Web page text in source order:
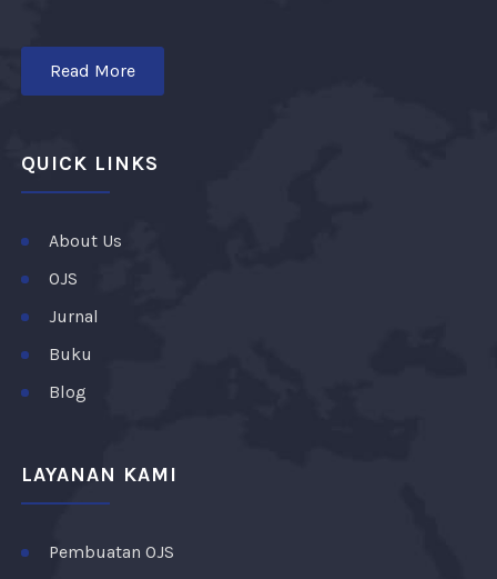
Read More
QUICK LINKS
About Us
OJS
Jurnal
Buku
Blog
LAYANAN KAMI
Pembuatan OJS